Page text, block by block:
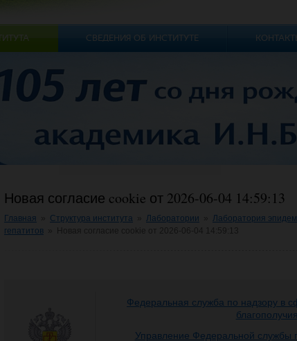
Новая согласие cookie от 2026-06-04 14:59:13
Главная Структура института Лаборатории
Лаборатория
гепатитов
Федеральная служба по надзору в
Управление Федеральной службы
СВЕДЕНИЯ ОБ ИНСТИТУТЕ